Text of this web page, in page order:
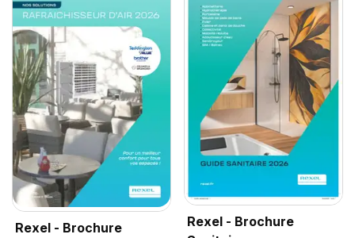
Rexel - Brochure
Rexel - Brochure